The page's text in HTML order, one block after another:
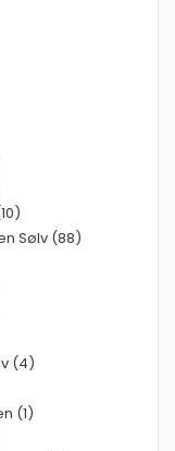
Sølv (88)
(4)
(1)